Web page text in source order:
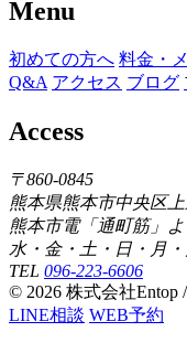
Menu
初めての方へ 料金・
Q&A アクセス ブログ
Access
〒860-0845
熊本県熊本市中央区
熊本市電「通町筋」
水・金・土・日・月
TEL 096-223-6606
© 2026 株式会社Entop
LINE相談 WEB予約